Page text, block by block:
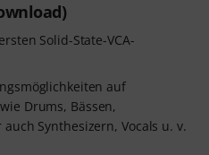
Solid-State-VCA-
auf
Drums, Bässen,
Synthesizern, Vocals u. v.